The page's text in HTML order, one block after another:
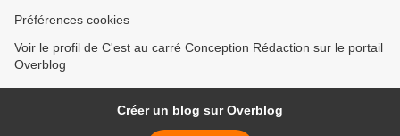
Préférences cookies
Voir le profil de C'est au carré Conception Rédaction sur le portail
Overblog
Créer un blog sur Overblog